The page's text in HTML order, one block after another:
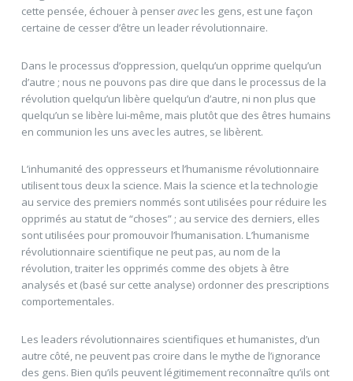
cette pensée, échouer à penseravec les gens, est une façon
certaine de cesser d’être un leader révolutionnaire.
Dans le processus d’oppression, quelqu’un opprime quelqu’un
d’autre ; nous ne pouvons pas dire que dans le processus de la
révolution quelqu’un libère quelqu’un d’autre, ni non plus que
quelqu’un se libère lui-même, mais plutôt que des êtres humains
en communion les uns avec les autres, se libèrent.
L’inhumanité des oppresseurs et l’humanisme révolutionnaire
utilisent tous deux la science. Mais la science et la technologie
au service des premiers nommés sont utilisées pour réduire les
opprimés au statut de “choses” ; au service des derniers, elles
sont utilisées pour promouvoir l’humanisation. L’humanisme
révolutionnaire scientifique ne peut pas, au nom de la
révolution, traiter les opprimés comme des objets à être
analysés et (basé sur cette analyse) ordonner des prescriptions
comportementales.
Les leaders révolutionnaires scientifiques et humanistes, d’un
autre côté, ne peuvent pas croire dans le mythe de l’ignorance
des gens. Bien qu’ils peuvent légitimement reconnaître qu’ils ont